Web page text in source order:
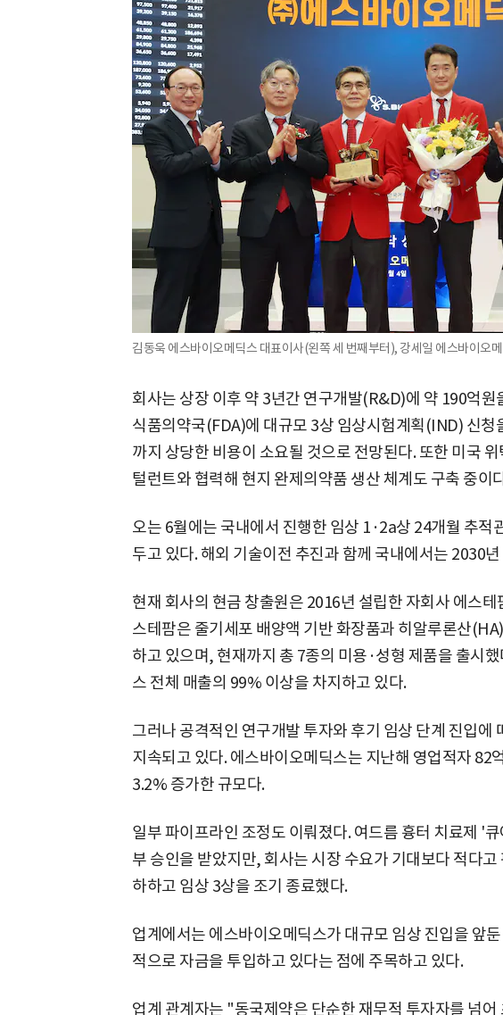
김동욱 에스바이오메딕스 대표이사(왼쪽 세 번째부터), 강세일 에스바이오
회사는 상장 이후 약 3년간 연구개발(R&D)에 약 190억원
식품의약국(FDA)에 대규모 3상 임상시험계획(IND) 신청
까지 상당한 비용이 소요될 것으로 전망된다. 또한 미국
털런트와 협력해 현지 완제의약품 생산 체계도 구축 중이
오는 6월에는 국내에서 진행한 임상 1·2a상 24개월 추적
두고 있다. 해외 기술이전 추진과 함께 국내에서는 2030
현재 회사의 현금 창출원은 2016년 설립한 자회사 에스테
스테팜은 줄기세포 배양액 기반 화장품과 히알루론산
하고 있으며, 현재까지 총 7종의 미용·성형 제품을 출시
스 전체 매출의 99% 이상을 차지하고 있다.
그러나 공격적인 연구개발 투자와 후기 임상 단계 진입에
지속되고 있다. 에스바이오메딕스는 지난해 영업적자 82
3.2% 증가한 규모다.
일부 파이프라인 조정도 이뤄졌다. 여드름 흉터 치료제 '
부 승인을 받았지만, 회사는 시장 수요가 기대보다 적다고
하하고 임상 3상을 조기 종료했다.
업계에서는 에스바이오메딕스가 대규모 임상 진입을 앞
적으로 자금을 투입하고 있다는 점에 주목하고 있다.
업계 관계자는 "동국제약은 단순한 재무적 투자자를 넘어